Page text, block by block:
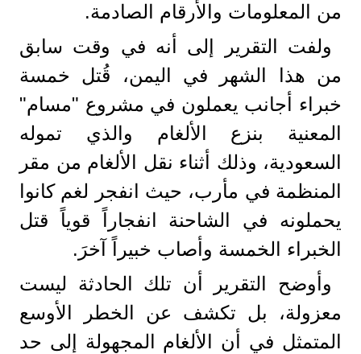
من المعلومات والأرقام الصادمة.
ولفت التقرير إلى أنه في وقت سابق
من هذا الشهر في اليمن، قُتل خمسة
خبراء أجانب يعملون في مشروع "مسام"
المعنية بنزع الألغام والذي تموله
السعودية، وذلك أثناء نقل الألغام من مقر
المنظمة في مأرب، حيث انفجر لغم كانوا
يحملونه في الشاحنة انفجاراً قوياً قتل
الخبراء الخمسة وأصاب خبيراً آخرَ.
وأوضح التقرير أن تلك الحادثة ليست
معزولة، بل تكشف عن الخطر الأوسع
المتمثل في أن الألغام المجهولة إلى حد